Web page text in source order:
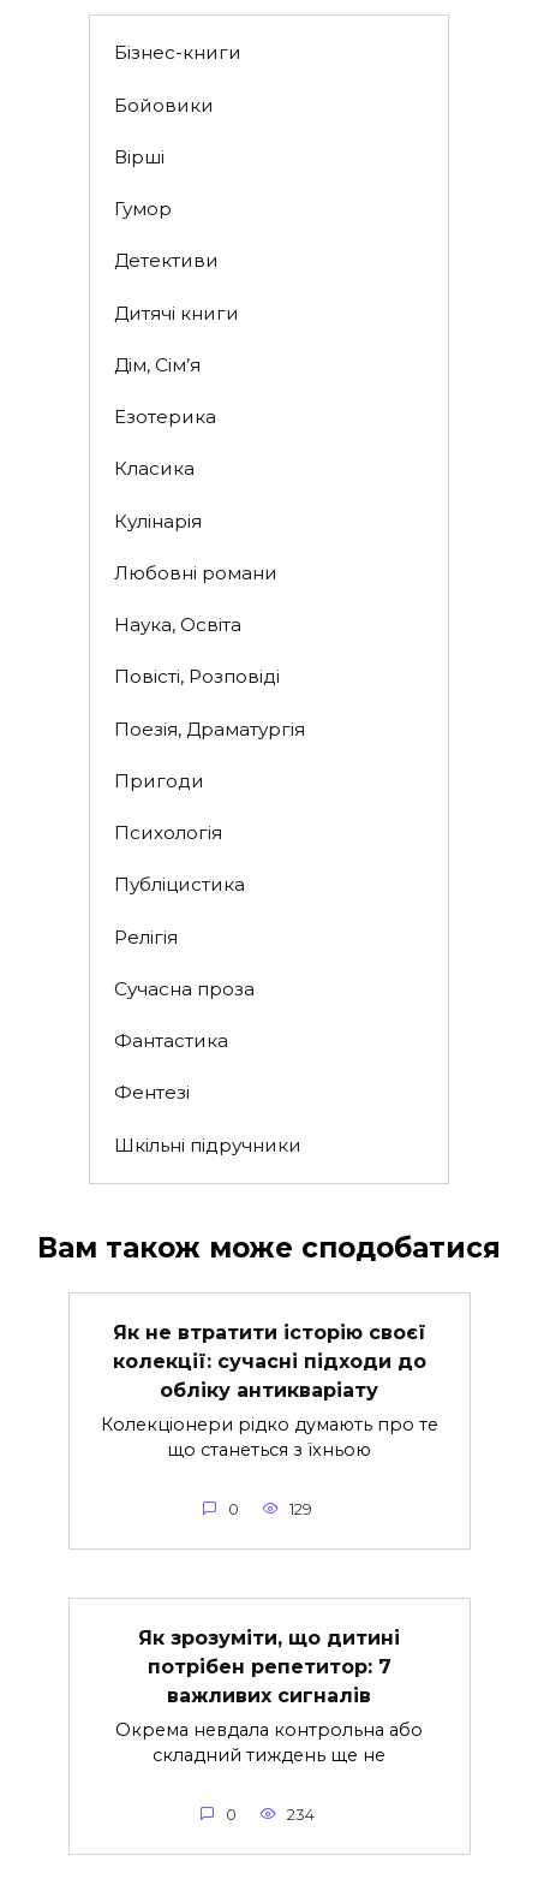
Бізнес-книги
Бойовики
Вірші
Гумор
Детективи
Дитячі книги
Дім, Сім’я
Езотерика
Класика
Кулінарія
Любовні романи
Наука, Освіта
Повісті, Розповіді
Поезія, Драматургія
Пригоди
Психологія
Публіцистика
Релігія
Сучасна проза
Фантастика
Фентезі
Шкільні підручники
Вам також може сподобатися
Як не втратити історію своєї
колекції: сучасні підходи до
обліку антикваріату
Колекціонери рідко думають про те
що станеться з їхньою
0 129
Як зрозуміти, що дитині
потрібен репетитор: 7
важливих сигналів
Окрема невдала контрольна або
складний тиждень ще не
0 234